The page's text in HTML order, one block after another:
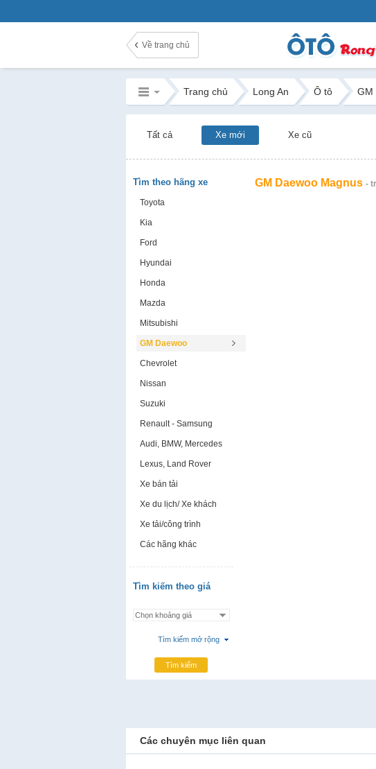
Về trang chủ
Trang chủ Long An Ô tô GM
Tất cả Xe mới Xe cũ
Tìm theo hãng xe
Toyota
Kia
Ford
Hyundai
Honda
Mazda
Mitsubishi
GM Daewoo
Chevrolet
Nissan
Suzuki
Renault - Samsung
Audi, BMW, Mercedes
Lexus, Land Rover
Xe bán tải
Xe du lịch/ Xe khách
Xe tải/công trình
Các hãng khác
Tìm kiếm theo giá
Tìm kiếm mở rộng
Tìm kiếm
GM Daewoo Magnus -
Các chuyên mục liên quan